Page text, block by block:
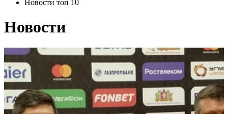
Новости топ 10
Новости